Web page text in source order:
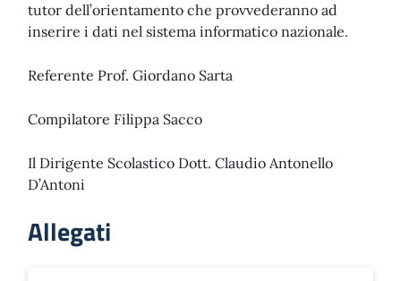
tutor dell’orientamento che provvederanno ad
inserire i dati nel sistema informatico nazionale.
Referente Prof. Giordano Sarta
Compilatore Filippa Sacco
Il Dirigente Scolastico Dott. Claudio Antonello
D’Antoni
Allegati